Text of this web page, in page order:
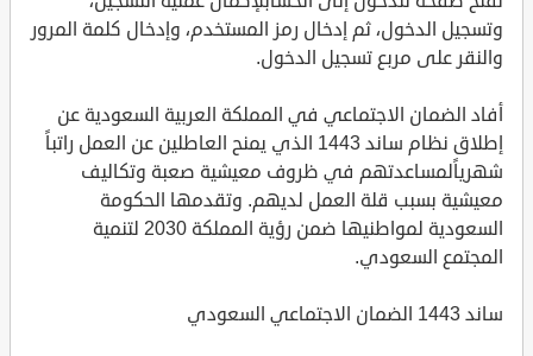
وتسجيل الدخول، ثم إدخال رمز المستخدم، وإدخال كلمة المرور
والنقر على مربع تسجيل الدخول.
أفاد الضمان الاجتماعي في المملكة العربية السعودية عن
إطلاق نظام ساند 1443 الذي يمنح العاطلين عن العمل راتباً
شهرياًلمساعدتهم في ظروف معيشية صعبة وتكاليف
معيشية بسبب قلة العمل لديهم. وتقدمها الحكومة
السعودية لمواطنيها ضمن رؤية المملكة 2030 لتنمية
المجتمع السعودي.
ساند 1443 الضمان الاجتماعي السعودي